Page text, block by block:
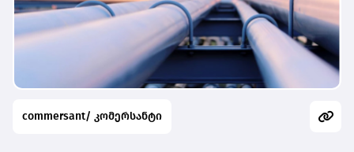
commersant/ კომერსანტი